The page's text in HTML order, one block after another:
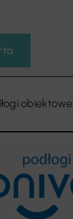
obiektowe